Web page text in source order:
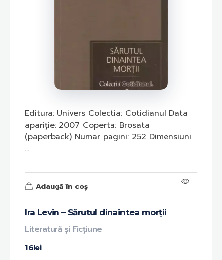
Ira Levin – Sărutul dinaintea morții
16lei
Literatură și Ficțiune
Editura: Univers Colectia: Cotidianul Data
apariție: 2007 Coperta: Brosata
(paperback) Numar pagini: 252 Dimensiuni
...
Adaugă în coș